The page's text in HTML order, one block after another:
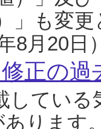
」も変
8月20日）
正の過
している
あります